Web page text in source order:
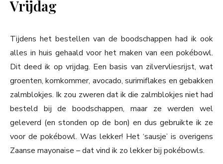
Vrijdag
Tijdens het bestellen van de boodschappen had ik ook
alles in huis gehaald voor het maken van een pokébowl.
Dit deed ik op vrijdag. Een basis van zilvervliesrijst, wat
groenten, komkommer, avocado, surimiflakes en gebakken
zalmblokjes. Ik zou zweren dat ik die zalmblokjes niet had
besteld bij de boodschappen, maar ze werden wel
geleverd (en stonden op de bon) en dus gebruikte ik ze
voor de pokébowl. Was lekker! Het ‘sausje’ is overigens
Zaanse mayonaise – dat vind ik zo lekker bij pokébowls.